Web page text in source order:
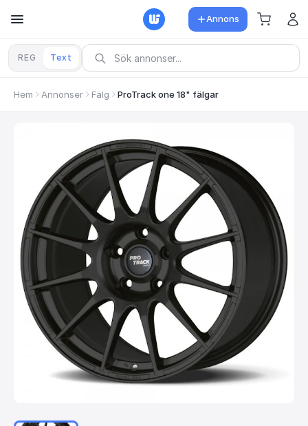
Annons
REG Text
Hem Annonser Fälg ProTrack one 18" fälgar